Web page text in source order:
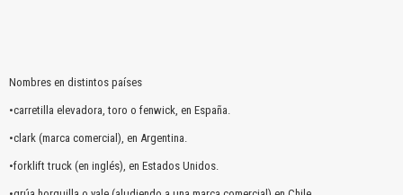
Nombres en distintos países
•carretilla elevadora, toro o fenwick, en España.
•clark (marca comercial), en Argentina.
•forklift truck (en inglés), en Estados Unidos.